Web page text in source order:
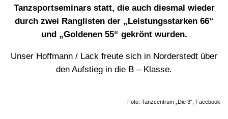
Tanzsportseminars statt, die auch diesmal wieder
durch zwei Ranglisten der „Leistungsstarken 66“
und „Goldenen 55“ gekrönt wurden.
Unser Hoffmann / Lack freute sich in Norderstedt über
den Aufstieg in die B – Klasse.
Foto: Tanzcentrum „Die 3“, Facebook